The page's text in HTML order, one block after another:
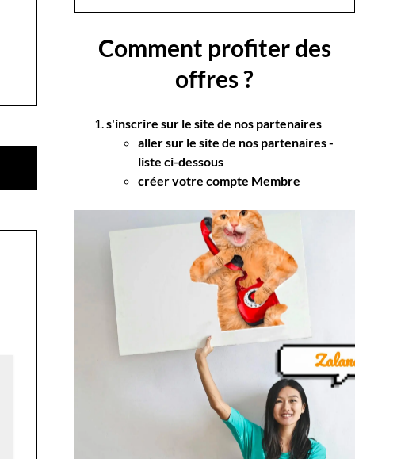
Comment profiter des
offres ?
s'inscrire sur le site de nos partenaires
aller sur le site de nos partenaires -
liste ci-dessous
créer votre compte Membre